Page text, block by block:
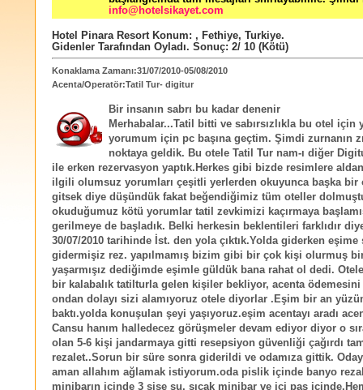
info@hotelsikayet.com
Hotel Pinara ResortKonum: , Fethiye, Turkiye.
Gidenler Tarafından Oyladı. Sonuç: 2/ 10 (Kötü)
Konaklama Zamanı:31/07/2010-05/08/2010
Acenta/Operatör:Tatil Tur- digitur
Bir insanın sabrı bu kadar denenir
Merhabalar...Tatil bitti ve sabırsızlıkla bu otel için
yorumum için pc başına geçtim. Şimdi zurnanın
noktaya geldik. Bu otele Tatil Tur nam-ı diğer
ile erken rezervasyon yaptık.Herkes gibi bizde resimlere
ilgili olumsuz yorumları çeşitli yerlerden okuyunca başka bir
gitsek diye düşündük fakat beğendiğimiz tüm oteller
okuduğumuz kötü yorumlar tatil zevkimizi kaçırmaya
gerilmeye de başladık. Belki herkesin beklentileri farklıdır
30/07/2010 tarihinde İst. den yola çıktık.Yolda giderken
gidermişiz rez. yapılmamış bizim gibi bir çok kişi olurmuş
yaşarmışız dediğimde eşimle güldük bana rahat ol dedi.
bir kalabalık tatilturla gelen kişiler bekliyor, acenta ödemesini
ondan dolayı sizi alamıyoruz otele diyorlar .Eşim bir an
baktı.yolda konuşulan şeyi yaşıyoruz.eşim acentayı aradı
Cansu hanım halledecez görüşmeler devam ediyor diyor o
olan 5-6 kişi jandarmaya gitti resepsiyon güvenliği çağırdı
rezalet..Sorun bir süre sonra giderildi ve odamıza gittik.
aman allahım ağlamak istiyorum.oda pislik içinde banyo
minibarın içinde 3 şişe su. sıcak minibar ve içi pas